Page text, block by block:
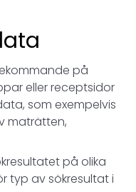
på
eller receptsidor
som exempelvis
maträtten,
på olika
typ av sökresultat i